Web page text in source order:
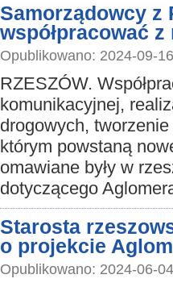
Samorządowcy z
współpracować
Opublikowano: 2024-09-
RZESZÓW.
komunikacyjnej,
drogowych,
którym powstaną
omawiane były w
dotyczącego
Starosta
o projekcie
Opublikowano: 2024-06-